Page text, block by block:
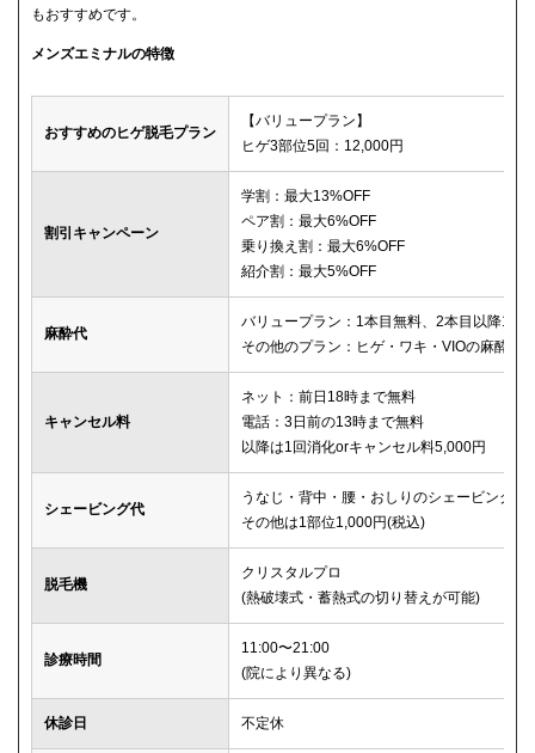
もおすすめです。
メンズエミナルの特徴
おすすめのヒゲ脱毛プラン
【バリュープラン】
ヒゲ3部位5回：12,000円
割引キャンペーン
学割：最大13%OFF
ペア割：最大6%OFF
乗り換え割：最大6%OFF
紹介割：最大5%OFF
麻酔代
バリュープラン：1本目無料、2本目以降1本
その他のプラン：ヒゲ・ワキ・VIOの麻酔が
キャンセル料
ネット：前日18時まで無料
電話：3日前の13時まで無料
以降は1回消化orキャンセル料5,000円
シェービング代
うなじ・背中・腰・おしりのシェービングは
その他は1部位1,000円(税込)
脱毛機
クリスタルプロ
(熱破壊式・蓄熱式の切り替えが可能)
診療時間
11:00〜21:00
(院により異なる)
休診日 不定休